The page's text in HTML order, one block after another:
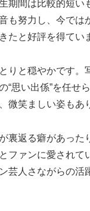
期間は比較的短い
も努力し、今では
たと好評を得てい
りと穏やかです。
“思い出係”を任せ
微笑ましい姿もあ
裏返る癖があった
ファンに愛されて
芸人さながらの活